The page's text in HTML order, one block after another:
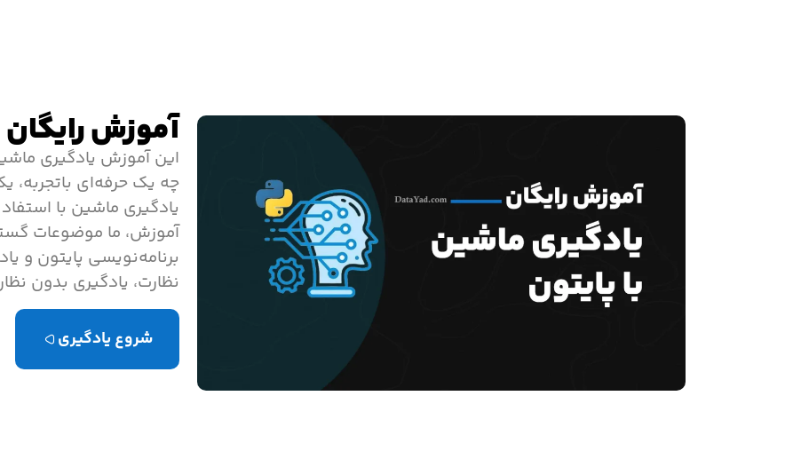
آموزش رایگان
این آموزش یادگیری
چه یک حرفه‌ای
یادگیری ماشین با
آموزش، ما موضوعات
برنامه‌نویسی پایتون و
نظارت، یادگیری بدون
شروع یادگیری